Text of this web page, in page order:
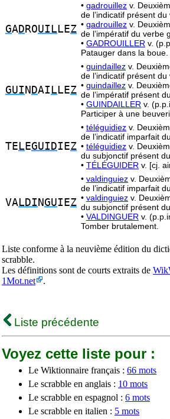
GAD ROUIL LEZ
• gadrouillez v.
de l’indicatif présent
• gadrouillez v.
de l’impératif du verbe
• GADROUILLER v.
Patauger dans la boue.
GUI N DAI L LEZ
• guindaillez v.
de l’indicatif présent du
• guindaillez v.
de l’impératif présent
• GUINDAILLER v.
Participer à une
TE L EGUIDIEZ
• téléguidiez v.
de l’indicatif imparfait
• téléguidiez v.
du subjonctif présent
• TÉLÉGUIDER v. [cj.
VALDI NGUIEZ
• valdinguiez v.
de l’indicatif imparfait
• valdinguiez v.
du subjonctif présent
• VALDINGUER v.
Tomber brutalement.
Liste conforme à la neuvième édition du
scrabble.
Les définitions sont de courts extraits de
1Mot.net
.
Liste précédente
Voyez cette liste pour :
Le Wiktionnaire français : 66 mots
Le scrabble en anglais : 10 mots
Le scrabble en espagnol : 6 mots
Le scrabble en italien : 5 mots